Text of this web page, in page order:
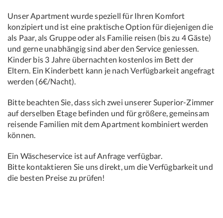
Unser Apartment wurde speziell für Ihren Komfort
konzipiert und ist eine praktische Option für diejenigen die
als Paar, als Gruppe oder als Familie reisen (bis zu 4 Gäste)
und gerne unabhängig sind aber den Service geniessen.
Kinder bis 3 Jahre übernachten kostenlos im Bett der
Eltern. Ein Kinderbett kann je nach Verfügbarkeit angefragt
werden (6€/Nacht).
Bitte beachten Sie, dass sich zwei unserer Superior-Zimmer
auf derselben Etage befinden und für größere, gemeinsam
reisende Familien mit dem Apartment kombiniert werden
können.
Ein Wäscheservice ist auf Anfrage verfügbar.
Bitte kontaktieren Sie uns direkt, um die Verfügbarkeit und
die besten Preise zu prüfen!